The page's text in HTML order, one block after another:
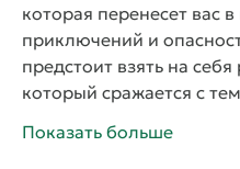
которая перенесет вас
приключений и
предстоит взять на
который сражается с
системой боя и
Показать больше